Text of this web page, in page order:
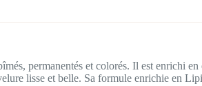
permanentés et colorés. Il est enrichi
lisse et belle. Sa formule enrichie en